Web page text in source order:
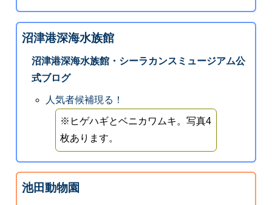
沼津港深海水族館
沼津港深海水族館・シーラカンスミュージアム公
式ブログ
人気者候補現る！
※ヒゲハギとベニカワムキ。写真4
枚あります。
池田動物園